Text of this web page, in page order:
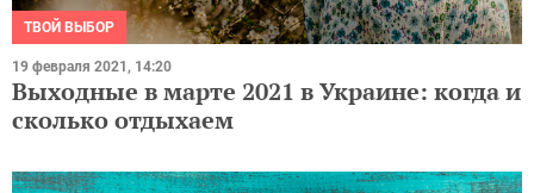
ТВОЙ ВЫБОР
Выходные в марте 2021 в Украине: когда и
сколько отдыхаем